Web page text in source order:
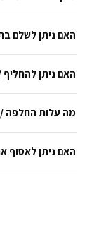
האם ניתן לשלם
האם ניתן להחליף
מה עלות החלפה
האם ניתן לאסוף